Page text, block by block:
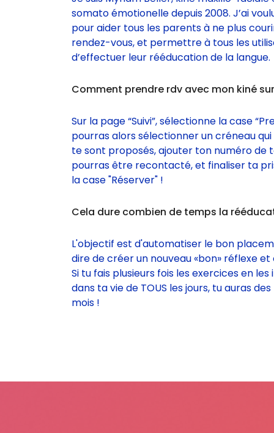
somato émotionelle depuis 2008. J’ai
pour aider tous les parents à ne plus
rendez-vous, et permettre à tous les
d’effectuer leur rééducation de la langue.
Comment prendre rdv avec mon kiné
Sur la page “Suivi”, sélectionne la case
pourras alors sélectionner un créneau
te sont proposés, ajouter ton numéro de
pourras être recontacté, et finaliser ta
la case "Réserver" !
Cela dure combien de temps la
L'objectif est d'automatiser le bon
dire de créer un nouveau «bon» réflexe et
Si tu fais plusieurs fois les exercices en
dans ta vie de TOUS les jours, tu auras
mois !